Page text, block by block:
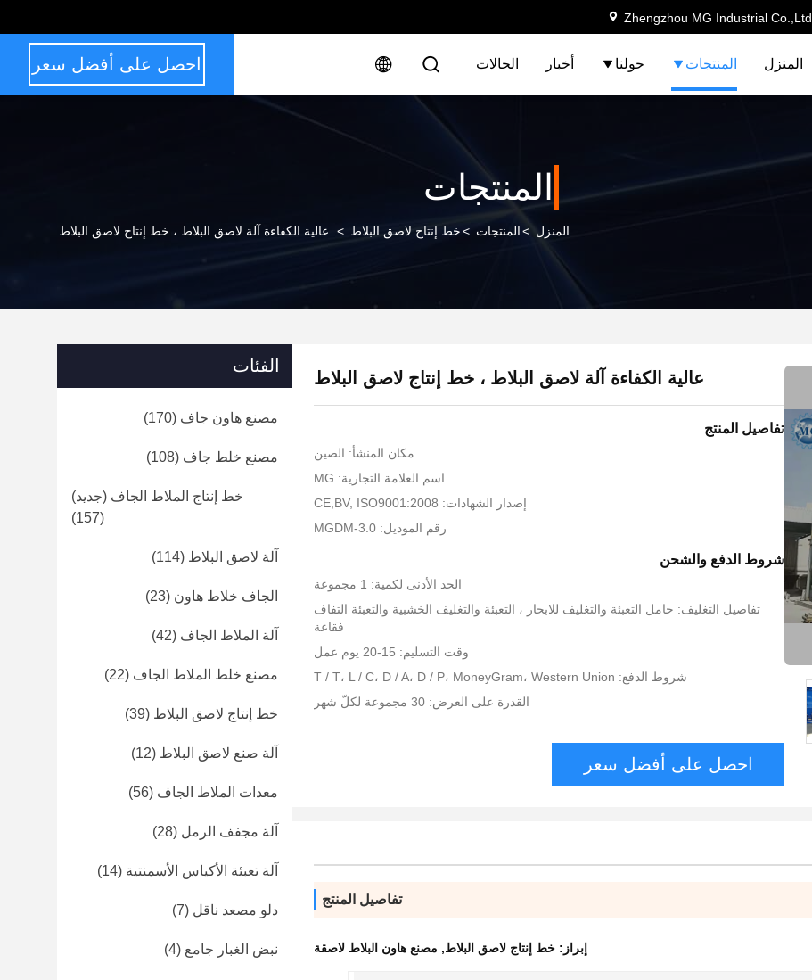
Zhengzhou MG Industrial Co.,Ltd
المنزل المنتجات حولنا أخبار الحالات احصل على أفضل سعر
المنتجات
المنزل >المنتجات >خط إنتاج لاصق البلاط > عالية الكفاءة آلة لاصق البلاط ، خط إنتاج لاصق البلاط
عالية الكفاءة آلة لاصق البلاط ، خط إنتاج لاصق البلاط
تفاصيل المنتج
مكان المنشأ: الصين
اسم العلامة التجارية: MG
إصدار الشهادات: CE,BV, ISO9001:2008
رقم الموديل: MGDM-3.0
شروط الدفع والشحن
الحد الأدنى لكمية: 1 مجموعة
تفاصيل التغليف: حامل التعبئة والتغليف للابحار ، التعبئة والتغليف الخشبية والتعبئة التفاف
فقاعة
وقت التسليم: 15-20 يوم عمل
شروط الدفع: T / T، L / C، D / A، D / P، MoneyGram، Western Union
القدرة على العرض: 30 مجموعة لكلّ شهر
احصل على أفضل سعر
تفاصيل المنتج
إبراز: خط إنتاج لاصق البلاط, مصنع هاون البلاط لاصقة
الفئات
مصنع هاون جاف (170)
مصنع خلط جاف (108)
خط إنتاج الملاط الجاف (جديد)
(157)
آلة لاصق البلاط (114)
الجاف خلاط هاون (23)
آلة الملاط الجاف (42)
مصنع خلط الملاط الجاف (22)
خط إنتاج لاصق البلاط (39)
آلة صنع لاصق البلاط (12)
معدات الملاط الجاف (56)
آلة مجفف الرمل (28)
آلة تعبئة الأكياس الأسمنتية (14)
دلو مصعد ناقل (7)
نبض الغبار جامع (4)